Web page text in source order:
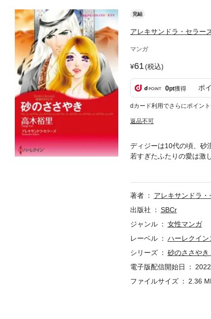
完結
アレキサンドラ・セラー
マンガ
61(税込)
0pt獲得 ポ
dカード利用でさらにポイン
返品不可
ディジーは10代の頃、砂
若すぎたふたりの愛は激
たりを再び結びつけた
著者
アレキサンドラ・
出版社
SBCr
ジャンル
女性マンガ
レーベル
ハーレクイン
シリーズ
砂のささやき
電子版配信開始日
ファイルサイズ
2.36